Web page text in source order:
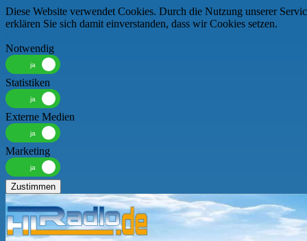
Diese Website verwendet Cookies. Durch die Nutzung unserer
erklären Sie sich damit einverstanden, dass wir Cookies setzen.
Notwendig
Statistiken
Externe Medien
Marketing
Zustimmen